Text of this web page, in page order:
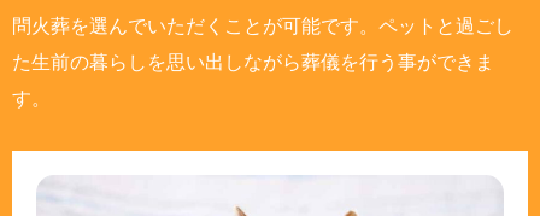
問火葬を選んでいただくことが可能です。ペットと過ごし
た生前の暮らしを思い出しながら葬儀を行う事ができま
す。